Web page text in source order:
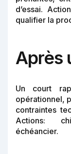
d’essai.
qualifier la
Après
Un court
opérationnel,
contraintes
Actions:
échéancier.